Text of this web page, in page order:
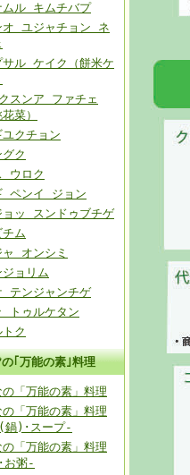
ムル キムチバプ
オ ユジャチョン ネ
サル ケイク（餅米ケ
スンア ファチェ
花菜）
ユクチョン
グク
ウロク
ペンイ ジョン
ョッ スンドゥブチゲ
チム
ャ オンシミ
ジョリム
テンジャンチゲ
トゥルケタン
ク
｢万能の素｣料理
「万能の素」料理
「万能の素」料理
鍋)･スープ-
「万能の素」料理
お粥-